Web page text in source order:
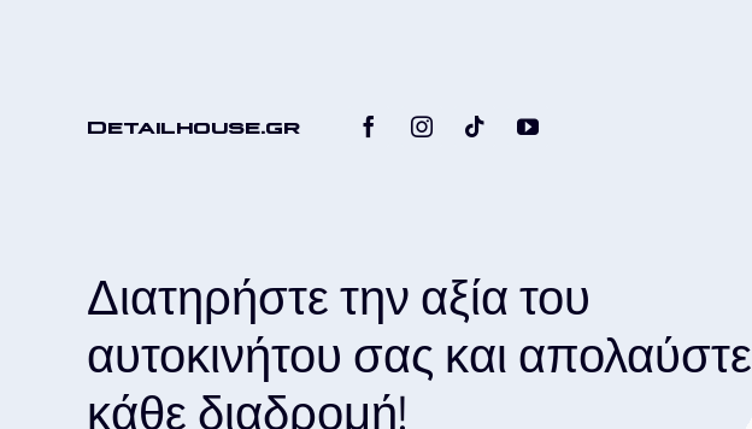
Detailhouse.gr
Διατηρήστε την αξία του
αυτοκινήτου σας και απολαύστε
κάθε διαδρομή!